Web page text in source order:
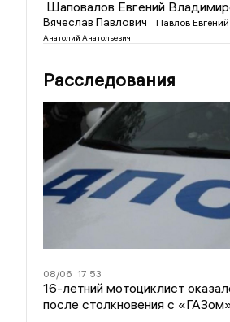
Шаповалов Евгений
Вячеслав Павлович
Павлов
Анатолий Анатольевич
Расследования
08/06 17:53
16-летний мотоциклист
после столкновения с